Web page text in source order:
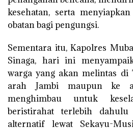
kesehatan, serta
obatan bagi pengungsi.
Sementara itu, Kapolres
Sinaga, hari ini
warga yang akan melintas di
arah Jambi maupun ke
menghimbau untuk
beristirahat terlebih
alternatif lewat Sekayu-